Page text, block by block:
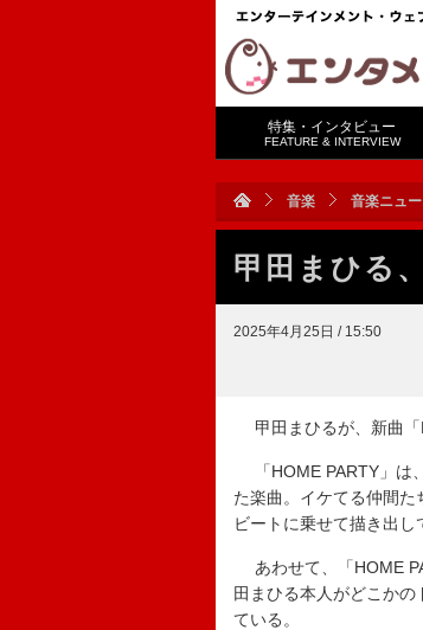
特集・インタビュー
FEATURE & INTERVIEW
音楽 音楽ニュ
甲田まひる
2025年4月25日 / 15:50
甲田まひるが、新曲「
「HOME PARTY」は
た楽曲。イケてる仲間
ビートに乗せて描き出し
あわせて、「HOME
田まひる本人がどこか
ている。